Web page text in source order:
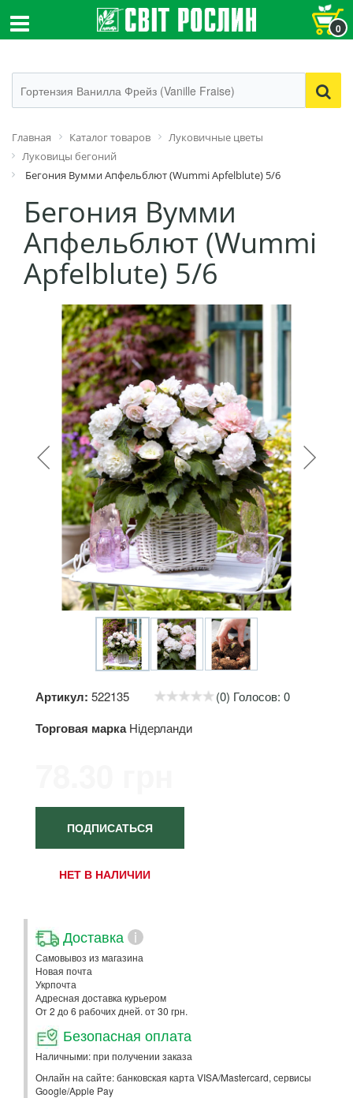
0
Главная Каталог товаров
Луковичные цветы
Луковицы бегоний
Бегония Вумми Апфельблют (Wummi Apfelblute) 5/6
Бегония Вумми
Апфельблют (Wummi
Apfelblute) 5/6
Артикул: 522135 (0) Голосов: 0
Торговая марка Нідерланди
ПОДПИСАТЬСЯ
НЕТ В НАЛИЧИИ
Доставка i
Самовывоз из магазина
Новая почта
Укрпочта
Адресная доставка курьером
От 2 до 6 рабочих дней. от 30 грн.
Безопасная оплата
Наличными: при получении заказа
Онлайн на сайте: банковская карта VISA/Mastercard, сервисы
Google/Apple Pay